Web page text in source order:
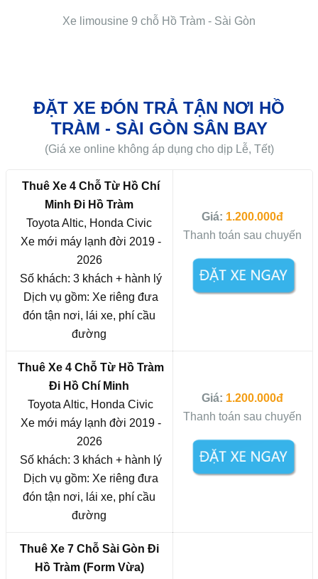
Xe limousine 9 chỗ Hồ Tràm - Sài Gòn
ĐẶT XE ĐÓN TRẢ TẬN NƠI HỒ
TRÀM - SÀI GÒN SÂN BAY
(Giá xe online không áp dụng cho dịp Lễ, Tết)
Thuê Xe 4 Chỗ Từ Hồ Chí
Minh Đi Hồ Tràm
Toyota Altic, Honda Civic
Xe mới máy lạnh đời 2019 -
2026
Số khách: 3 khách + hành lý
Dịch vụ gồm: Xe riêng đưa
đón tận nơi, lái xe, phí cầu
đường
Giá: 1.200.000đ
Thanh toán sau chuyến
Thuê Xe 4 Chỗ Từ Hồ Tràm
Đi Hồ Chí Minh
Toyota Altic, Honda Civic
Xe mới máy lạnh đời 2019 -
2026
Số khách: 3 khách + hành lý
Dịch vụ gồm: Xe riêng đưa
đón tận nơi, lái xe, phí cầu
đường
Giá: 1.200.000đ
Thanh toán sau chuyến
Thuê Xe 7 Chỗ Sài Gòn Đi
Hồ Tràm (Form Vừa)